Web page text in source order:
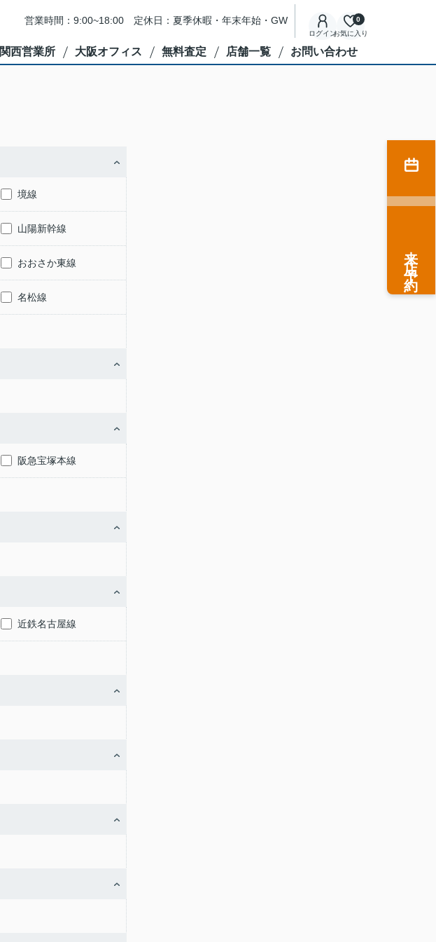
営業時間：9:00~18:00 定休日：夏季休暇・年末年始・GW
ログインお気に入り
0
関西営業所 大阪オフィス 無料査定 店舗一覧 お問い合わせ
境線
山陽新幹線
おおさか東線
名松線
阪急宝塚本線
近鉄名古屋線
来店予約